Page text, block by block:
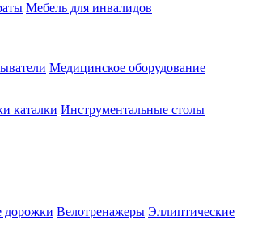
Мебель для инвалидов
Медицинское оборудование
каталки Инструментальные столы
дорожки Велотренажеры Эллиптические